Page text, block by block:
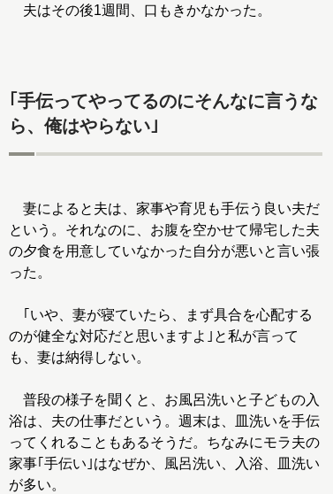
夫はその後1週間、口もきかなかった。
｢手伝ってやってるのにそんなに言うな
ら、俺はやらない｣
妻によると夫は、家事や育児も手伝う良い夫だ
という。それなのに、お腹を空かせて帰宅した夫
の夕食を用意していなかった自分が悪いと言い張
った。
｢いや、妻が寝ていたら、まず具合を心配する
のが健全な対応だと思いますよ｣と私が言って
も、妻は納得しない。
普段の様子を聞くと、お風呂洗いと子どもの入
浴は、夫の仕事だという。週末は、皿洗いを手伝
ってくれることもあるそうだ。ちなみにモラ夫の
家事｢手伝い｣はなぜか、風呂洗い、入浴、皿洗い
が多い。